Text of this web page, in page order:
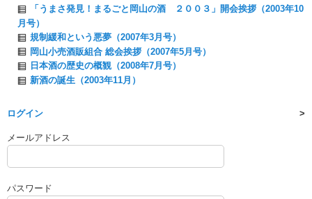
「うまさ発見！まるごと岡山の酒 ２００３」開会挨拶（2003年10
月号）
規制緩和という悪夢（2007年3月号）
岡山小売酒販組合 総会挨拶（2007年5月号）
日本酒の歴史の概観（2008年7月号）
新酒の誕生（2003年11月）
ログイン
メールアドレス
パスワード